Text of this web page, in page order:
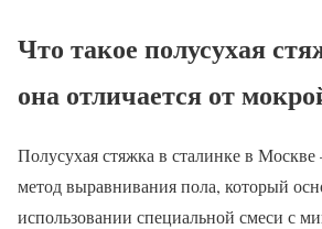
Что такое полусухая
она отличается от
Полусухая стяжка в сталинке в
метод выравнивания пола, который
использовании специальной смеси с